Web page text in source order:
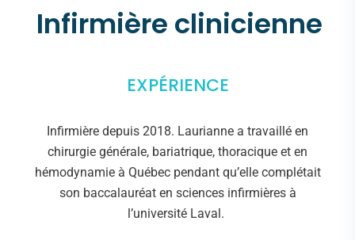
Infirmière clinicienne
EXPÉRIENCE
Infirmière depuis 2018. Laurianne a travaillé en
chirurgie générale, bariatrique, thoracique et en
hémodynamie à Québec pendant qu’elle complétait
son baccalauréat en sciences infirmières à
l’université Laval.